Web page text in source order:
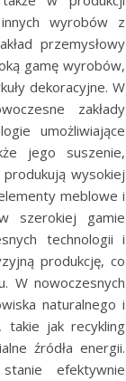
wyrobów z
przemysłowy
gamę wyrobów,
dekoracyjne. W
zakłady
umożliwiające
jego suszenie,
wysokiej
meblowe i
szerokiej gamie
technologii i
produkcję, co
W nowoczesnych
naturalnego i
takie jak recykling
źródła energii.
efektywnie